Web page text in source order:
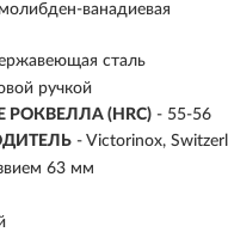
ванадиевая
сталь
ручкой
(HRC) - 55-56
- Victorinox,
63 мм